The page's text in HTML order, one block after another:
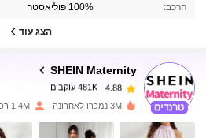
הרכב: 100% פוליאסטר
הצג עוד
SHEIN Maternity
4.88
481K עוקבים
y***v
שילםלפני 9 שעות
4.88 481K עוקבים
3M נמכרו לאחרונה 1.4M רכישה חוזרת